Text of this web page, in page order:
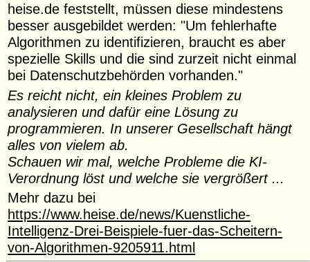
heise.de feststellt, müssen diese mindestens
besser ausgebildet werden: "Um fehlerhafte
Algorithmen zu identifizieren, braucht es aber
spezielle Skills und die sind zurzeit nicht einmal
bei Datenschutzbehörden vorhanden."
Es reicht nicht, ein kleines Problem zu
analysieren und dafür eine Lösung zu
programmieren. In unserer Gesellschaft hängt
alles von vielem ab.
Schauen wir mal, welche Probleme die KI-
Verordnung löst und welche sie vergrößert ...
Mehr dazu bei
https://www.heise.de/news/Kuenstliche-
Intelligenz-Drei-Beispiele-fuer-das-Scheitern-
von-Algorithmen-9205911.html